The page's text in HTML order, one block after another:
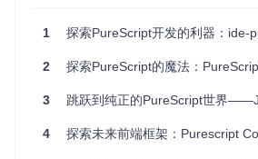
成，享受高效的编辑体验。
SP的编辑器中启用该服务。
尤其对于大型PureScript项目，其快速重
机制大大加快了开发循环，减少等待时
1 探索PureScript开发的利器：ide-
2 探索PureScript的魔法：PureScript-
3 跳跃到纯正的PureScript世界
4 探索未来前端框架：Purescript